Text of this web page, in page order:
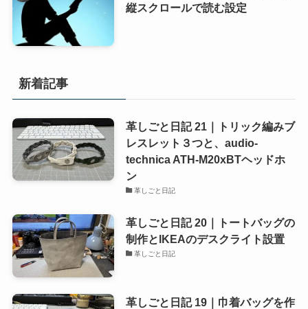
縦スクロールで読む設定
新着記事
革しごと日記 21｜トリック編みブ
レスレット３つと、audio-
technica ATH-M20xBTヘッドホ
ン
革しごと日記
革しごと日記 20｜トートバッグの
制作とIKEAのデスクライト設置
革しごと日記
革しごと日記 19｜巾着バッグを作